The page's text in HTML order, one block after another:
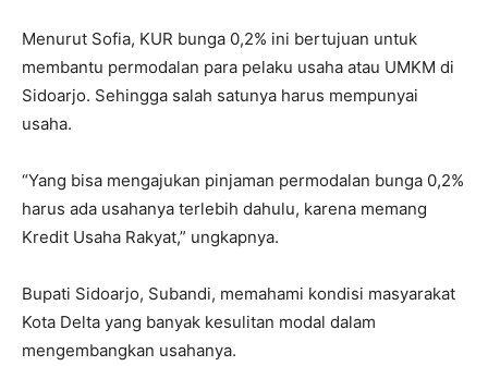
Menurut Sofia, KUR bunga 0,2% ini bertujuan untuk
membantu permodalan para pelaku usaha atau UMKM di
Sidoarjo. Sehingga salah satunya harus mempunyai
usaha.
“Yang bisa mengajukan pinjaman permodalan bunga 0,2%
harus ada usahanya terlebih dahulu, karena memang
Kredit Usaha Rakyat,” ungkapnya.
Bupati Sidoarjo, Subandi, memahami kondisi masyarakat
Kota Delta yang banyak kesulitan modal dalam
mengembangkan usahanya.